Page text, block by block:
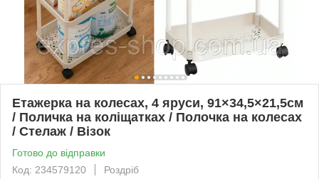
Етажерка на колесах, 4 яруси, 91×34,5×21,5см
/ Поличка на коліщатках / Полочка на колесах
/ Стелаж / Візок
Готово до відправки
Код: 234579120
Роздріб